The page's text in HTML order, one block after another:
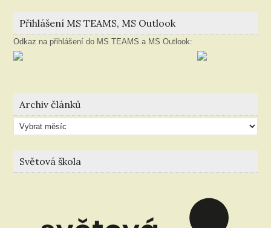
Přihlášení MS TEAMS, MS Outlook
Odkaz na přihlášení do MS TEAMS a MS Outlook:
Archiv článků
Archiv
článků
Světová škola